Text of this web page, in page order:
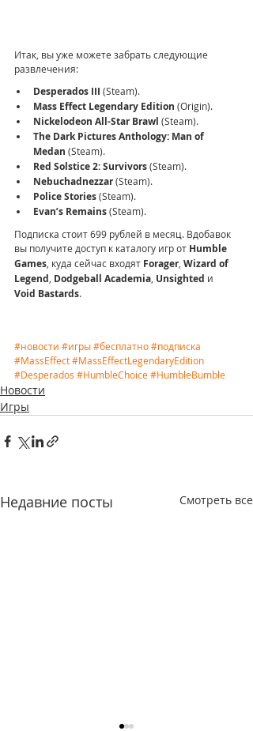
Итак, вы уже можете забрать следующие
развлечения:
Desperados III (Steam).
Mass Effect Legendary Edition (Origin).
Nickelodeon All-Star Brawl (Steam).
The Dark Pictures Anthology: Man of
Medan (Steam).
Red Solstice 2: Survivors (Steam).
Nebuchadnezzar (Steam).
Police Stories (Steam).
Evan’s Remains (Steam).
Подписка стоит 699 рублей в месяц. Вдобавок
вы получите доступ к каталогу игр от Humble
Games куда сейчас входят Forager, Wizard of
Legend Dodgeball Academia Unsighted и
Void Bastards.
#новости #игры#бесплатно#подписка
#MassEffect#MassEffectLegendaryEdition
#Desperados #HumbleChoice#HumbleBumble
Новости
Игры
Недавние посты Смотреть все